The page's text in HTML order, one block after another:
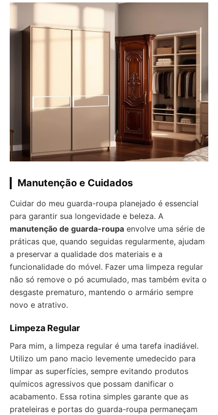
Manutenção e Cuidados
Cuidar do meu guarda-roupa planejado é essencial
para garantir sua longevidade e beleza. A
manutenção de guarda-roupa envolve uma série de
práticas que, quando seguidas regularmente, ajudam
a preservar a qualidade dos materiais e a
funcionalidade do móvel. Fazer uma limpeza regular
não só remove o pó acumulado, mas também evita o
desgaste prematuro, mantendo o armário sempre
novo e atrativo.
Limpeza Regular
Para mim, a limpeza regular é uma tarefa inadiável.
Utilizo um pano macio levemente umedecido para
limpar as superfícies, sempre evitando produtos
químicos agressivos que possam danificar o
acabamento. Essa rotina simples garante que as
prateleiras e portas do guarda-roupa permaneçam